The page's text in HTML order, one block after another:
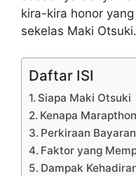
kira-kira honor
sekelas Maki Otsuki.
Daftar ISI
Siapa Maki Otsuki
Kenapa
Perkiraan
Faktor yang
Dampak